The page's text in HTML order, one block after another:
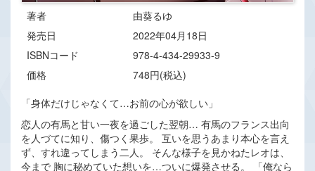
著者
由葵るゆ
発売日
2022年04月18日
ISBNコード
978-4-434-29933-9
価格
748円(税込)
「身体だけじゃなくて…お前の心が欲しい」
恋人の有馬と甘い一夜を過ごした翌朝… 有馬のフランス出向
を人づてに知り、傷つく果歩。 互いを思うあまり本心を言え
ず、すれ違ってしまう二人。 そんな様子を見かねたレオは、
今まで 胸に秘めていた想いを…ついに爆発させる。 「俺なら